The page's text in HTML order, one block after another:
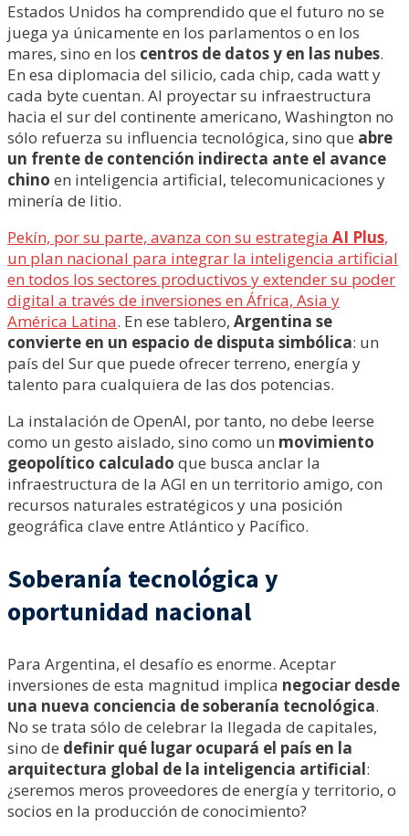
Estados Unidos ha comprendido que el futuro no se
juega ya únicamente en los parlamentos o en los
mares, sino en los centros de datos y en las nubes.
En esa diplomacia del silicio, cada chip, cada watt y
cada byte cuentan. Al proyectar su infraestructura
hacia el sur del continente americano, Washington no
sólo refuerza su influencia tecnológica, sino que abre
un frente de contención indirecta ante el avance
chino en inteligencia artificial, telecomunicaciones y
minería de litio.
Pekín, por su parte, avanza con su estrategia AI Plus,
un plan nacional para integrar la inteligencia artificial
en todos los sectores productivos y extender su poder
digital a través de inversiones en África, Asia y
América Latina. En ese tablero, Argentina se
convierte en un espacio de disputa simbólica: un
país del Sur que puede ofrecer terreno, energía y
talento para cualquiera de las dos potencias.
La instalación de OpenAI, por tanto, no debe leerse
como un gesto aislado, sino como un movimiento
geopolítico calculado que busca anclar la
infraestructura de la AGI en un territorio amigo, con
recursos naturales estratégicos y una posición
geográfica clave entre Atlántico y Pacífico.
Soberanía tecnológica y
oportunidad nacional
Para Argentina, el desafío es enorme. Aceptar
inversiones de esta magnitud implica negociar desde
una nueva conciencia de soberanía tecnológica.
No se trata sólo de celebrar la llegada de capitales,
sino de definir qué lugar ocupará el país en la
arquitectura global de la inteligencia artificial:
¿seremos meros proveedores de energía y territorio, o
socios en la producción de conocimiento?